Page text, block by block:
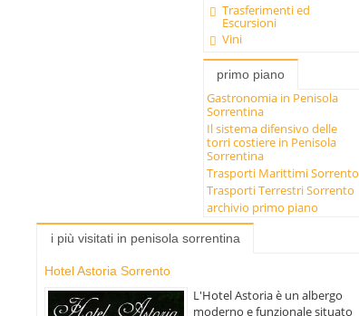
Trasferimenti ed
Escursioni
Vini
primo piano
Gastronomia in Penisola
Sorrentina
Il sistema difensivo delle
torri costiere in Penisola
Sorrentina
Trasporti Marittimi Sorrento
Trasporti Terrestri Sorrento
archivio primo piano
i più visitati in penisola sorrentina
Hotel Astoria Sorrento
L'Hotel Astoria è un albergo
moderno e funzionale situato